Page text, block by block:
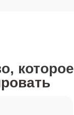
которое